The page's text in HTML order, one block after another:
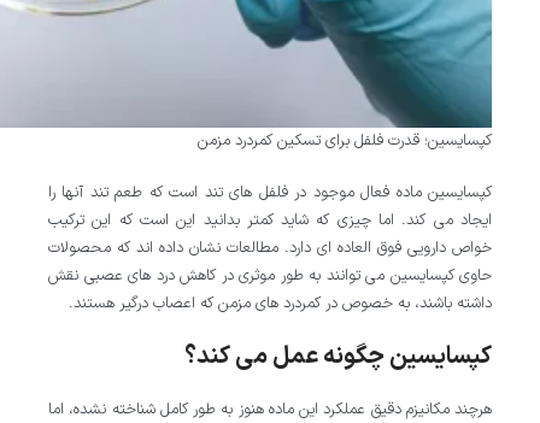
کپسایسین؛ قدرت فلفل برای تسکین کمردرد مزمن
کپسایسین ماده فعال موجود در فلفل های تند است که طعم تند آنها را
ایجاد می کند. اما چیزی که شاید کمتر بدانید این است که این ترکیب
خواص دارویی فوق العاده ای دارد. مطالعات نشان داده اند که محصولات
حاوی کپسایسین می توانند به طور موثری در کاهش درد های عصبی نقش
داشته باشند، به خصوص در کمردرد های مزمن که اعصاب درگیر هستند.
کپسایسین چگونه عمل می کند؟
هرچند مکانیزم دقیق عملکرد این ماده هنوز به طور کامل شناخته نشده، اما